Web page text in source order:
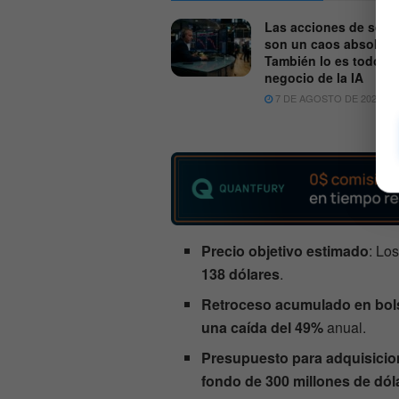
Las acciones de
son un caos absoluto.
También lo es todo el
negocio de la IA
7 DE AGOSTO DE 2026
Precio objetivo estimado:
138 dólares.
Retroceso acumulado en
una caída del 49% anual.
Presupuesto para
fondo de 300 millones de